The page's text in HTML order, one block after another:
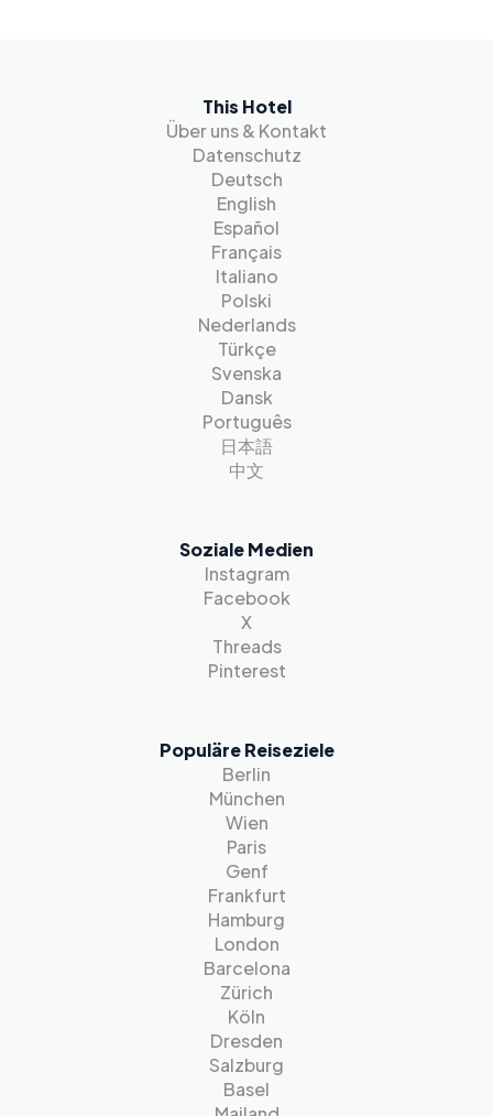
This Hotel
Über uns & Kontakt
Datenschutz
Deutsch
English
Español
Français
Italiano
Polski
Nederlands
Türkçe
Svenska
Dansk
Português
日本語
中文
Soziale Medien
Instagram
Facebook
X
Threads
Pinterest
Populäre Reiseziele
Berlin
München
Wien
Paris
Genf
Frankfurt
Hamburg
London
Barcelona
Zürich
Köln
Dresden
Salzburg
Basel